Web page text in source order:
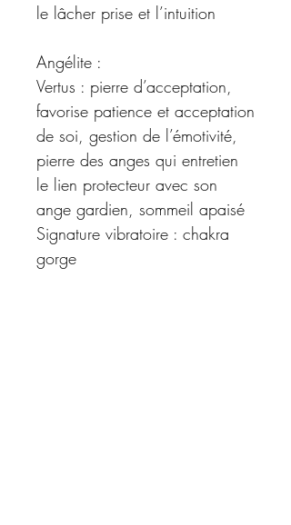
le lâcher prise et l’intuition
Angélite :
Vertus : pierre d’acceptation,
favorise patience et acceptation
de soi, gestion de l’émotivité,
pierre des anges qui entretien
le lien protecteur avec son
ange gardien, sommeil apaisé
Signature vibratoire : chakra
gorge